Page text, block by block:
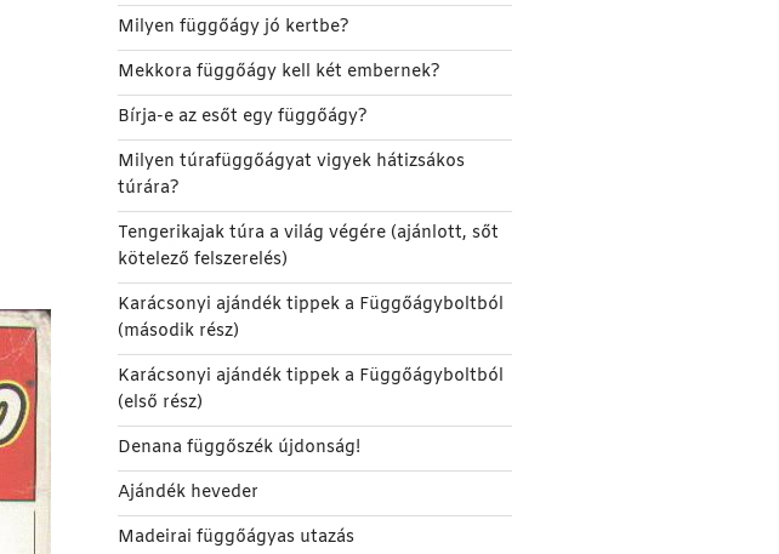
Milyen függőágy jó kertbe?
Mekkora függőágy kell két embernek?
Bírja-e az esőt egy függőágy?
Milyen túrafüggőágyat vigyek hátizsákos
túrára?
Tengerikajak túra a világ végére (ajánlott, sőt
kötelező felszerelés)
Karácsonyi ajándék tippek a Függőágyboltból
(második rész)
Karácsonyi ajándék tippek a Függőágyboltból
(első rész)
Denana függőszék újdonság!
Ajándék heveder
Madeirai függőágyas utazás